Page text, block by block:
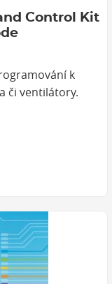
Control Kit
k
či ventilátory.